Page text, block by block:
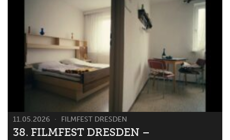
11.05.2026 FILMFEST DRESDEN
38. FILMFEST DRESDEN –